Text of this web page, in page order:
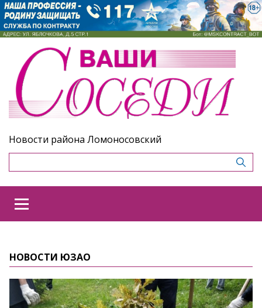
Новости района Ломоносовский
НОВОСТИ ЮЗАО